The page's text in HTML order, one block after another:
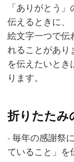
「ありがとう
伝えるときに、
絵文字一つで伝
れることがあり
を伝えたいとき
ります。
折りたたみ
- 毎年の感謝祭
ていること」を